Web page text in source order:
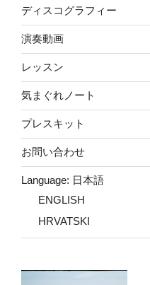
ディスコグラフィー
演奏動画
レッスン
気まぐれノート
プレスキット
お問い合わせ
Language: 日本語
ENGLISH
HRVATSKI